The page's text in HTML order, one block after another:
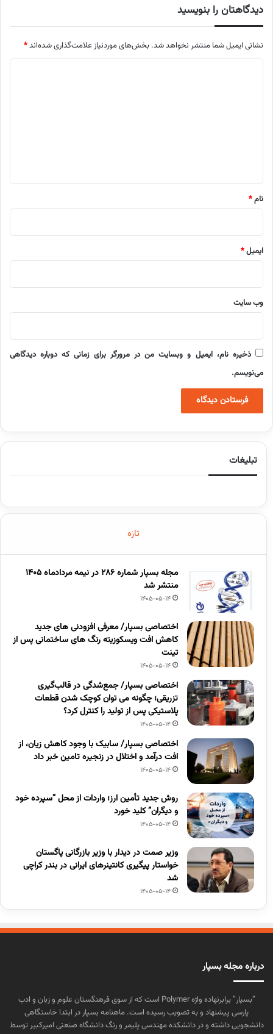
دیدگاهتان را بنویسید
نشانی ایمیل شما منتشر نخواهد شد. بخش‌های موردنیاز علامت‌گذاری شده‌اند*
نام*
ایمیل*
وب‌ سایت
ذخیره نام، ایمیل و وبسایت من در مرورگر برای زمانی که دوباره دیدگاهی
می‌نویسم.
تبلیغات
تازه
مجله بسپار شماره 286 در نیمه مردادماه 1405
منتشر شد
1405-05-14
اختصاصی بسپار/ معرفی افزودنی های جدید
کاهش افت ویسکوزیته رنگ های ساختمانی پس از
تینت
1405-05-14
اختصاصی بسپار/ جمع‌شدگی در قالب‌گیری
تزریقی؛ چگونه می توان کوچک شدن قطعات
پلاستیکی پس از تولید را کنترل کرد؟
1405-05-14
اختصاصی بسپار/ سابیک با وجود کاهش زیان، از
افت درآمد و اختلال در زنجیره تامین خبر داد
1405-05-14
روش جدید تأمین ارز؛ واردات از محل “سپرده خود
و دیگران” کلید خورد
1405-05-14
وزیر صمت در دیدار با وزیر بازرگانی پاگستان
خواستار پیگیری کانتینرهای ایرانی در بندر کراچی
شد
1405-05-14
درباره مجله بسپار
“بسپار” برابرنهاده واژه Polymer است که از سوی فرهنگستان علوم و زبان و ادب
پارسی پیشنهاد و به تصویب رسیده است. ماهنامه بسپار در ابتدا خاستگاهی
دانشجویی داشته و در دانشکده مهندسی پلیمر و رنگ دانشگاه صنعتی امیرکبیر توسط